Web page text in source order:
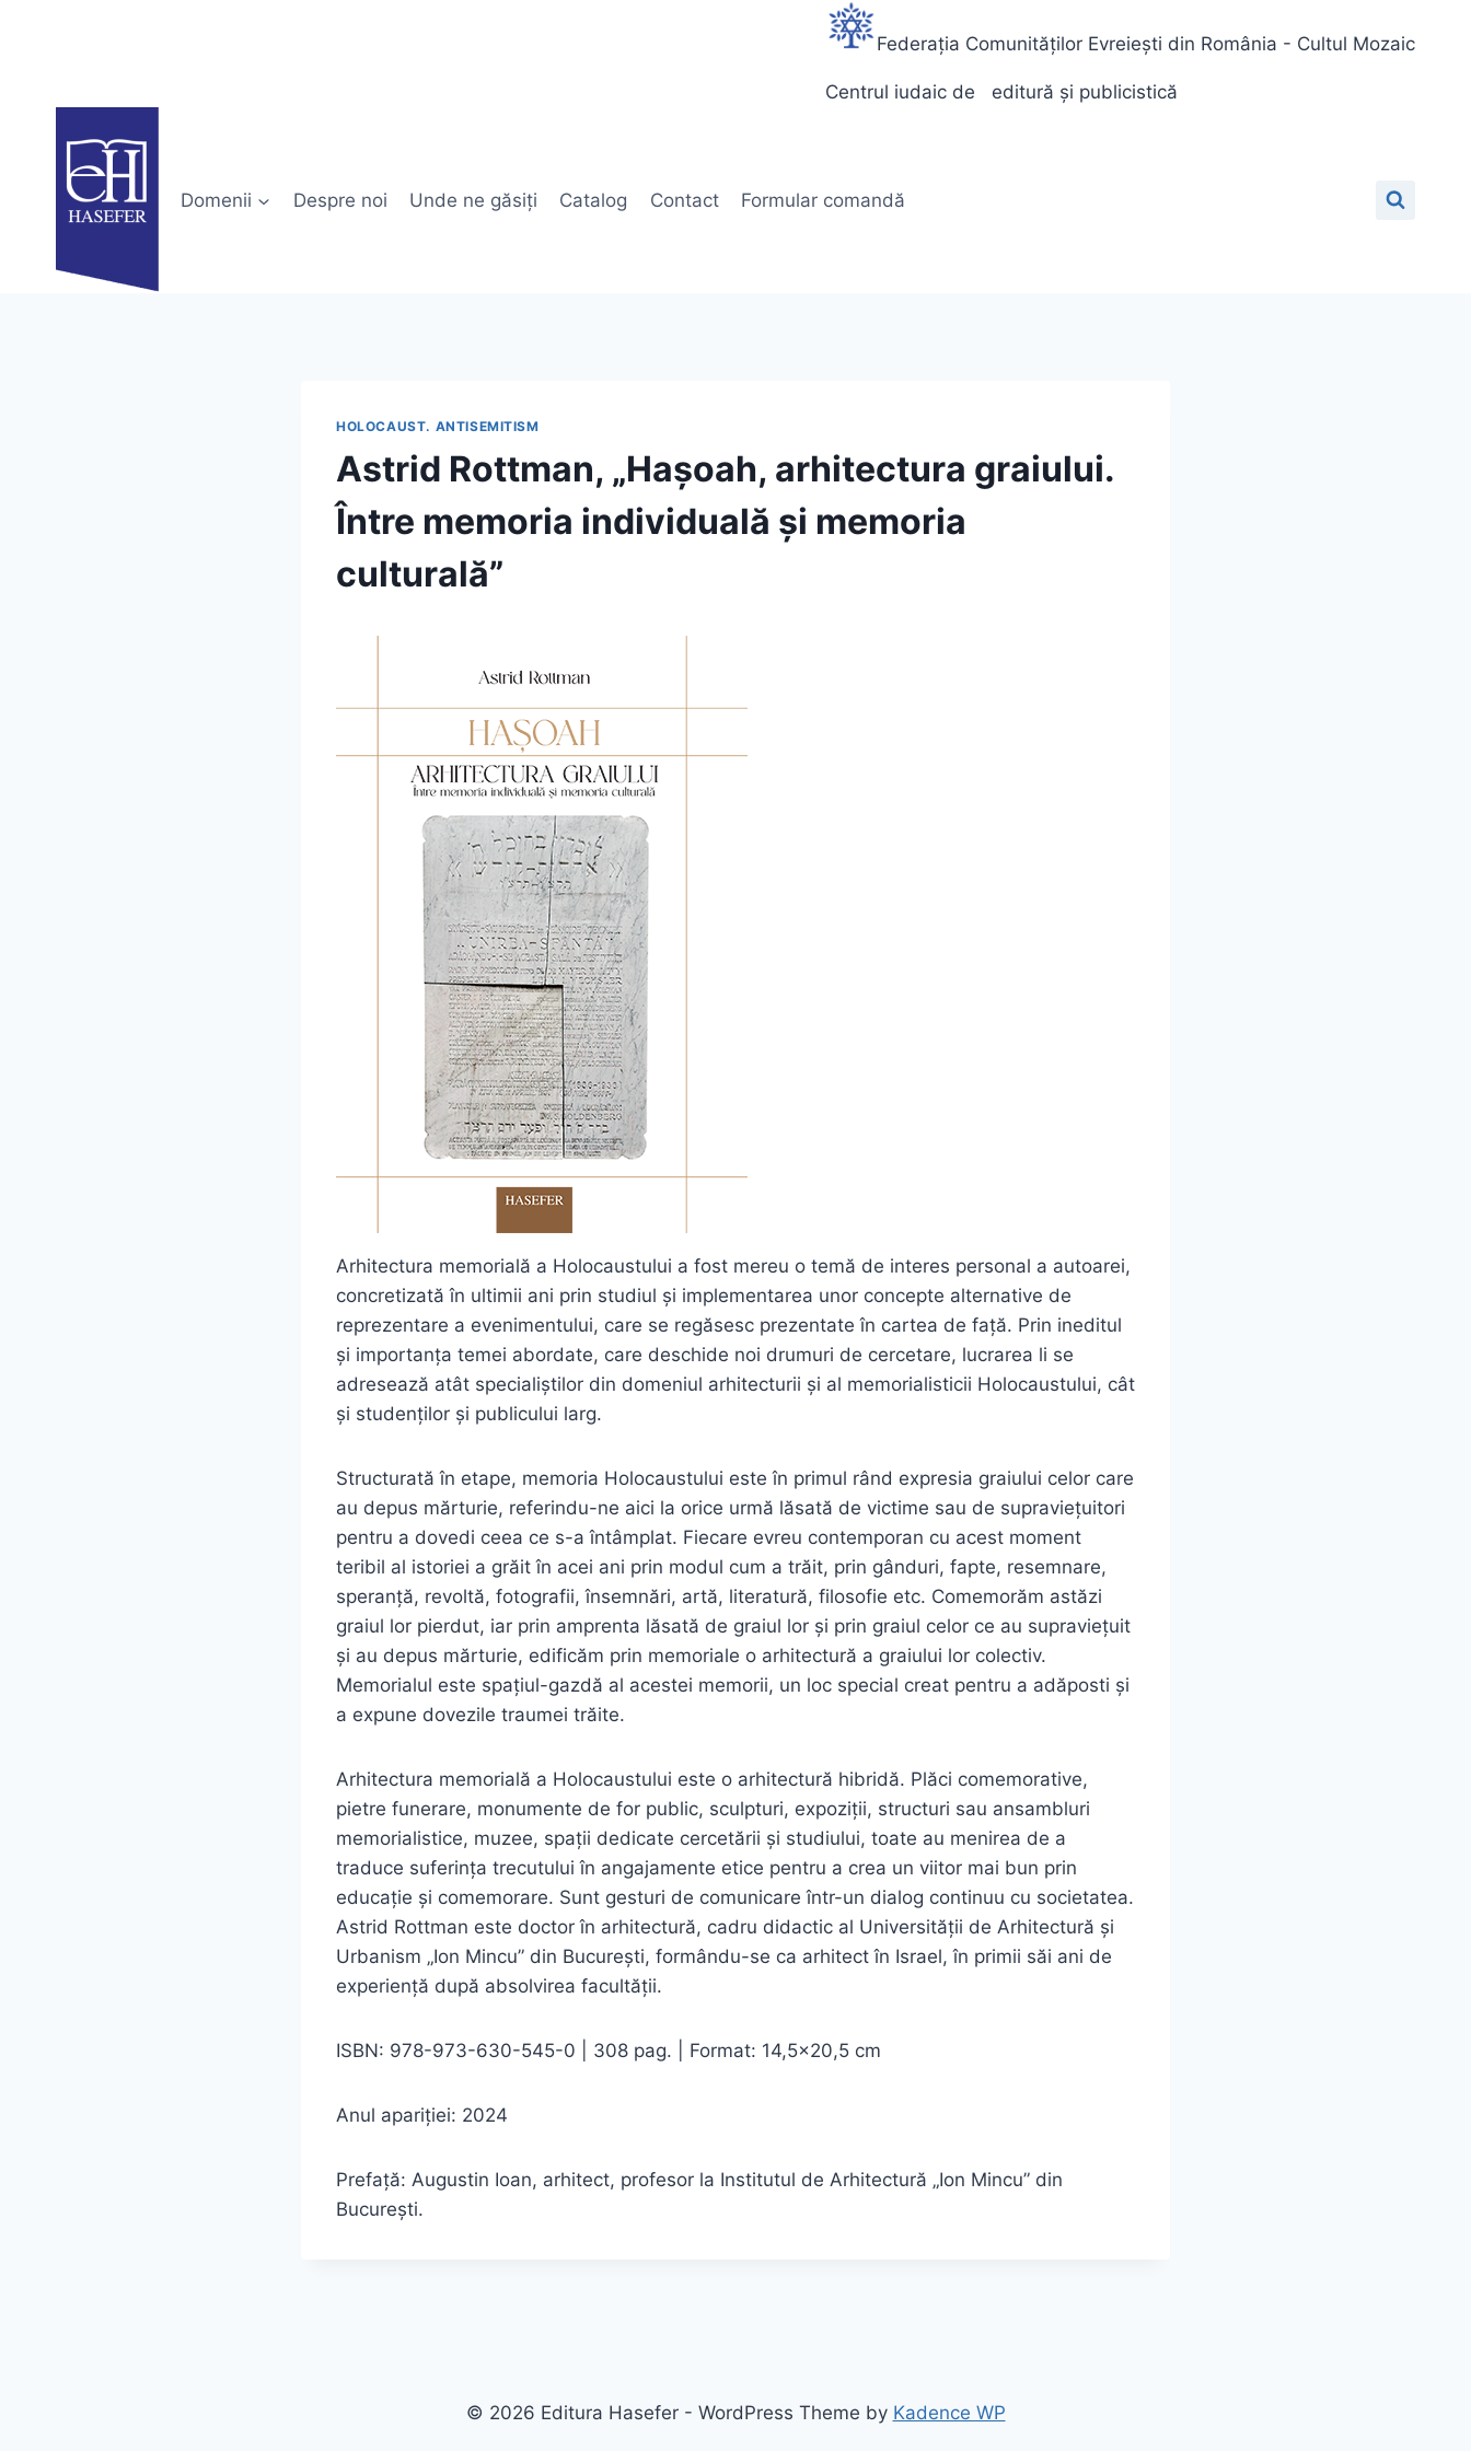
Federația Comunităților Evreiești din România - Cultul Mozaic
Centrul iudaic de editură și publicistică
Domenii Despre noi Unde ne găsiți Catalog Contact Formular comandă
HOLOCAUST. ANTISEMITISM
Astrid Rottman, „Hașoah, arhitectura graiului.
Între memoria individuală și memoria
culturală”
Arhitectura memorială a Holocaustului a fost mereu o temă de interes personal a autoarei,
concretizată în ultimii ani prin studiul și implementarea unor concepte alternative de
reprezentare a evenimentului, care se regăsesc prezentate în cartea de față. Prin ineditul
și importanța temei abordate, care deschide noi drumuri de cercetare, lucrarea li se
adresează atât specialiștilor din domeniul arhitecturii și al memorialisticii Holocaustului, cât
și studenților și publicului larg.
Structurată în etape, memoria Holocaustului este în primul rând expresia graiului celor care
au depus mărturie, referindu-ne aici la orice urmă lăsată de victime sau de supraviețuitori
pentru a dovedi ceea ce s-a întâmplat. Fiecare evreu contemporan cu acest moment
teribil al istoriei a grăit în acei ani prin modul cum a trăit, prin gânduri, fapte, resemnare,
speranță, revoltă, fotografii, însemnări, artă, literatură, filosofie etc. Comemorăm astăzi
graiul lor pierdut, iar prin amprenta lăsată de graiul lor și prin graiul celor ce au supraviețuit
și au depus mărturie, edificăm prin memoriale o arhitectură a graiului lor colectiv.
Memorialul este spațiul-gazdă al acestei memorii, un loc special creat pentru a adăposti și
a expune dovezile traumei trăite.
Arhitectura memorială a Holocaustului este o arhitectură hibridă. Plăci comemorative,
pietre funerare, monumente de for public, sculpturi, expoziții, structuri sau ansambluri
memorialistice, muzee, spații dedicate cercetării și studiului, toate au menirea de a
traduce suferința trecutului în angajamente etice pentru a crea un viitor mai bun prin
educație și comemorare. Sunt gesturi de comunicare într-un dialog continuu cu societatea.
Astrid Rottman este doctor în arhitectură, cadru didactic al Universității de Arhitectură și
Urbanism „Ion Mincu” din București, formându-se ca arhitect în Israel, în primii săi ani de
experiență după absolvirea facultății.
ISBN: 978-973-630-545-0 | 308 pag. | Format: 14,5×20,5 cm
Anul apariției: 2024
Prefață: Augustin Ioan, arhitect, profesor la Institutul de Arhitectură „Ion Mincu” din
București.
© 2026 Editura Hasefer - WordPress Theme by Kadence WP